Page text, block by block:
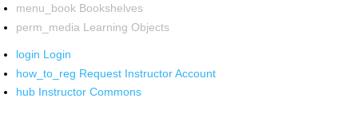
menu_book Bookshelves
perm_media Learning Objects
login Login
how_to_reg Request Instructor Account
hub Instructor Commons